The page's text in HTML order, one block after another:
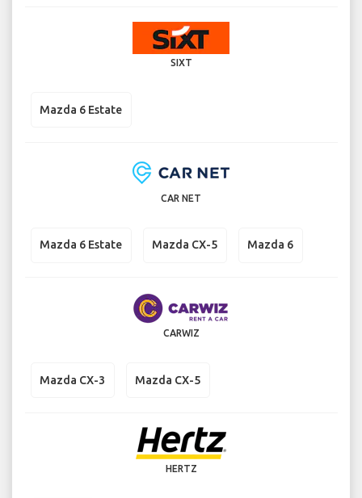
SIXT
Mazda 6 Estate
CAR NET
Mazda 6 Estate Mazda CX-5 Mazda 6
CARWIZ
Mazda CX-3 Mazda CX-5
HERTZ